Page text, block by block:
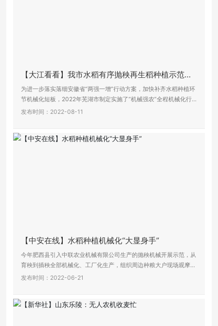
【大江看看】我市水稻有序抛秧再生稻种植示范取
得实效
为进一步落实落细安徽省“两强一增”行动方案，加快补齐水稻种植环
节机械化短板，2022年芜湖市制定实施了“机械强农”全程机械化行
动，在全市示范推广了近百台中联重科水稻有序抛秧机，完成3万亩
发布时间：2022-08-11
【中安在线】水稻种植机械化“大显身手”
今年肥西县引入中联农业机械有限公司生产的抛秧机械开展示范，从
育秧到插秧全部机械化、工厂化生产，组织周边种粮大户现场观摩，
把先进的农业生产技术通过合作社的示范推广开来。
发布时间：2022-06-21